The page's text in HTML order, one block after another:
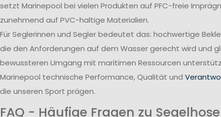
setzt Marinepool bei vielen Produkten auf PFC-freie
zunehmend auf PVC-haltige Materialien.
Für Seglerinnen und Segler bedeutet das: hochwertige
die den Anforderungen auf dem Wasser gerecht wird und
bewussteren Umgang mit maritimen Ressourcen
Marinepool technische Performance, Qualität und
die unseren Sport prägen.
FAQ - Häufige Fragen zu